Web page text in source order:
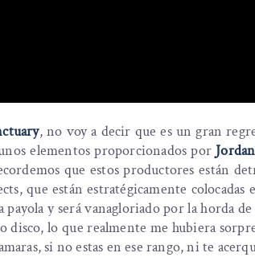
, no voy a decir que es un gran
elementos proporcionados por
que estos productores están
que están estratégicamente
payola y será vanagloriado por la horda
disco, lo que realmente me hubiera
si no estas en ese rango, ni te